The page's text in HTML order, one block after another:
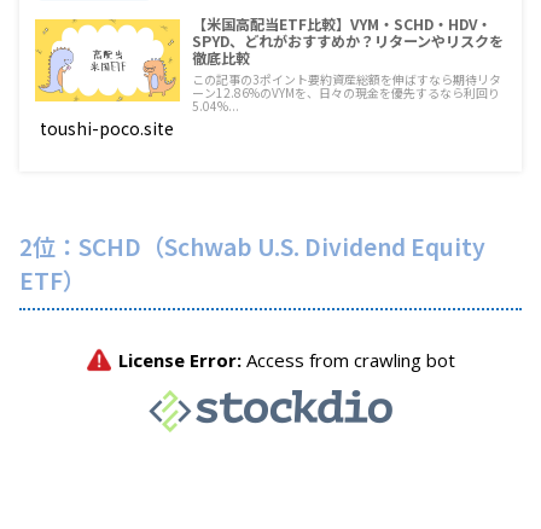
【米国高配当ETF比較】VYM・SCHD・HDV・
SPYD、どれがおすすめか？リターンやリスクを
徹底比較
この記事の3ポイント要約資産総額を伸ばすなら期待リタ
ーン12.86%のVYMを、日々の現金を優先するなら利回り
5.04%...
toushi-poco.site
2位：SCHD（Schwab U.S. Dividend Equity
ETF）